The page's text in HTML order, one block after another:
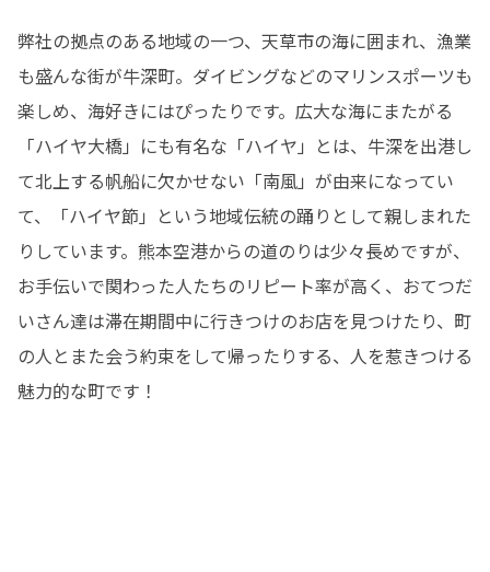
弊社の拠点のある地域の一つ、天草市の海に囲まれ、漁業
も盛んな街が牛深町。ダイビングなどのマリンスポーツも
楽しめ、海好きにはぴったりです。広大な海にまたがる
「ハイヤ大橋」にも有名な「ハイヤ」とは、牛深を出港し
て北上する帆船に欠かせない「南風」が由来になってい
て、「ハイヤ節」という地域伝統の踊りとして親しまれた
りしています。熊本空港からの道のりは少々長めですが、
お手伝いで関わった人たちのリピート率が高く、おてつだ
いさん達は滞在期間中に行きつけのお店を見つけたり、町
の人とまた会う約束をして帰ったりする、人を惹きつける
魅力的な町です！